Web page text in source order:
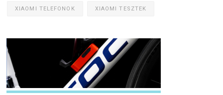
XIAOMI TELEFONOK XIAOMI TESZTEK